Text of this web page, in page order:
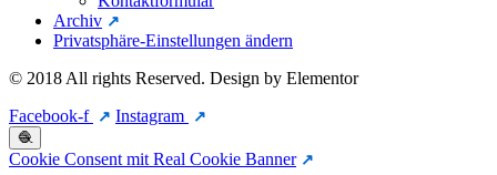
Archiv
Privatsphäre-Einstellungen ändern
© 2018 All rights Reserved. Design by Elementor
Facebook-f
Instagram
🧶
Cookie Consent mit Real Cookie Banner